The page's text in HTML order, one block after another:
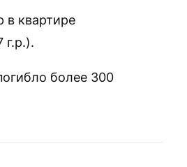
в квартире
г.р.).
более 300